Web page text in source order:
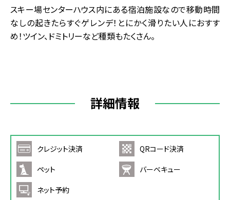
スキー場センターハウス内にある宿泊施設なので移動時間
なしの起きたらすぐゲレンデ！とにかく滑りたい人におすす
め！ツイン、ドミトリーなど種類もたくさん。
詳細情報
クレジット決済
QRコード決済
ペット
バーベキュー
ネット予約